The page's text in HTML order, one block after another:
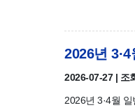
2026년
2026-07-27 | 조
2026년 3·4월